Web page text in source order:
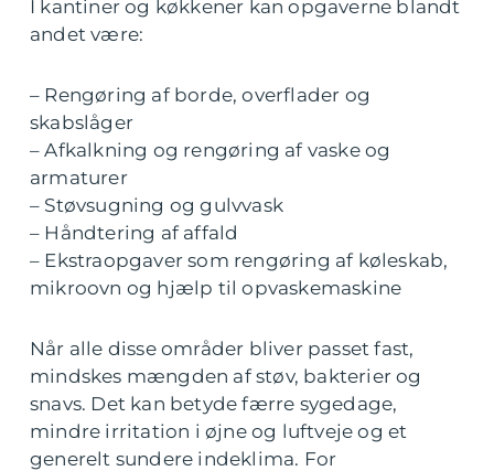
I kantiner og køkkener kan opgaverne blandt
andet være:
– Rengøring af borde, overflader og
skabslåger
– Afkalkning og rengøring af vaske og
armaturer
– Støvsugning og gulvvask
– Håndtering af affald
– Ekstraopgaver som rengøring af køleskab,
mikroovn og hjælp til opvaskemaskine
Når alle disse områder bliver passet fast,
mindskes mængden af støv, bakterier og
snavs. Det kan betyde færre sygedage,
mindre irritation i øjne og luftveje og et
generelt sundere indeklima. For